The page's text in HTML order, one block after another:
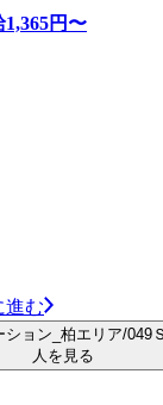
1,365円〜
進む
ョン_柏エリア/049
人を見る